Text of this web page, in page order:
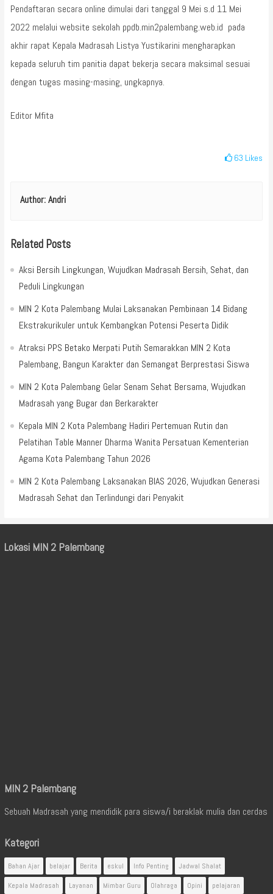
Pendaftaran secara online dimulai dari tanggal 9 Mei s.d 11 Mei
2022 melalui website sekolah ppdb.min2palembang.web.id pada
akhir rapat Kepala Madrasah Listya Yustikarini mengharapkan
kepada seluruh tim panitia dapat bekerja secara maksimal sesuai
dengan tugas masing-masing, ungkapnya.
Editor Mfita
63 Likes
Author:Andri
Related Posts
Aksi Bersih Lingkungan, Wujudkan Madrasah Bersih, Sehat, dan
Peduli Lingkungan
MIN 2 Kota Palembang Mulai Laksanakan Pembinaan 14 Bidang
Ekstrakurikuler untuk Kembangkan Potensi Peserta Didik
Atraksi PPS Betako Merpati Putih Semarakkan MIN 2 Kota
Palembang, Bangun Karakter dan Semangat Berprestasi Siswa
MIN 2 Kota Palembang Gelar Senam Sehat Bersama, Wujudkan
Madrasah yang Bugar dan Berkarakter
Kepala MIN 2 Kota Palembang Hadiri Pertemuan Rutin dan
Pelatihan Table Manner Dharma Wanita Persatuan Kementerian
Agama Kota Palembang Tahun 2026
MIN 2 Kota Palembang Laksanakan BIAS 2026, Wujudkan Generasi
Madrasah Sehat dan Terlindungi dari Penyakit
Lokasi MIN 2 Palembang
MIN 2 Palembang
Sebuah Madrasah yang mendidik para siswa/i beraklak mulia dan cerdas
Kategori
Bahan Ajar belajar Berita eskul Info Penting
Jadwal Shalat
Kepala Madrasah
Layanan Mimbar Guru Olahraga Opini pelajaran